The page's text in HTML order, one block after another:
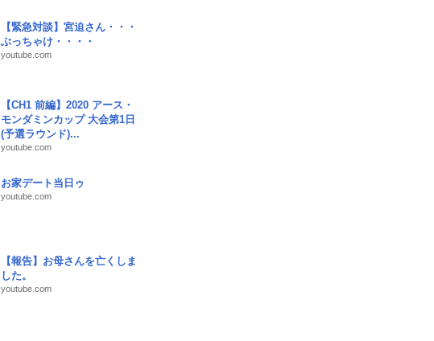
【緊急対談】宮迫さん・・・
ぶっちゃけ・・・・
youtube.com
【CH1 前編】2020 アース・
モンダミンカップ 大会第1日
(予選ラウンド)...
youtube.com
お家デート当日ゥ
youtube.com
【報告】お母さんを亡くしま
した。
youtube.com